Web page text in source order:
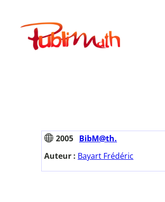
contenuPublimath
2005 BibM@th.
Auteur : Bayart Frédéric